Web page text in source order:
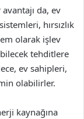
da, ev
hırsızlık
olarak işlev
tehditlere
ev sahipleri,
olabilirler.
kaynağına